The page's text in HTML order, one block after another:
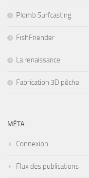
Plomb Surfcasting
FishFriender
La renaissance
Fabrication 3D pêche
MÉTA
Connexion
Flux des publications